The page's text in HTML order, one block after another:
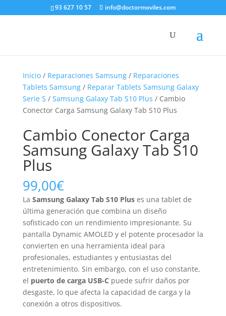
93 627 10 57 info@doctormoviles.com
Inicio/ Reparaciones Samsung/ Reparaciones
Tablets Samsung/ Reparar Tablets Samsung Galaxy
Serie S / Samsung Galaxy Tab S10 Plus / Cambio
Conector Carga Samsung Galaxy Tab S10 Plus
Cambio Conector Carga
Samsung Galaxy Tab S10
Plus
99,00€
La Samsung Galaxy Tab S10 Pluses una tablet de
última generación que combina un diseño
sofisticado con un rendimiento impresionante. Su
pantalla Dynamic AMOLED y el potente procesador la
convierten en una herramienta ideal para
profesionales, estudiantes y entusiastas del
entretenimiento. Sin embargo, con el uso constante,
el puerto de carga USB-C puede sufrir daños por
desgaste, lo que afecta la capacidad de carga y la
conexión a otros dispositivos.